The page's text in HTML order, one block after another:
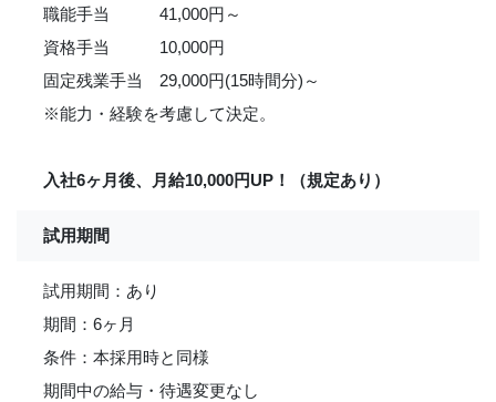
職能手当 41,000円～
資格手当 10,000円
固定残業手当 29,000円(15時間分)～
※能力・経験を考慮して決定。
入社6ヶ月後、月給10,000円UP！（規定あり）
試用期間
試用期間：あり
期間：6ヶ月
条件：本採用時と同様
期間中の給与・待遇変更なし